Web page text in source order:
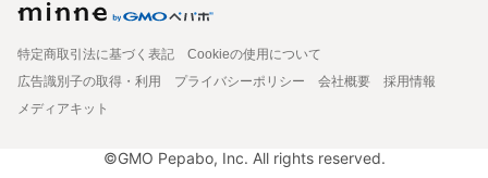
特定商取引法に基づく表記
Cookieの使用について
広告識別子の取得・利用
プライバシーポリシー 会社概要
採用情報
メディアキット
©GMO Pepabo, Inc. All rights reserved.